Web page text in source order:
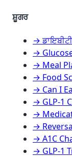
ਸ਼ੂਗਰ
→
→
→ Meal
→ Food
→ Can I
→ GLP-1
→
→
→ A1C
→ GLP-1